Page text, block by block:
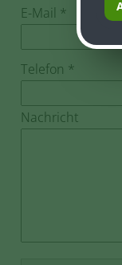
E-Mail *
Telefon *
Nachricht